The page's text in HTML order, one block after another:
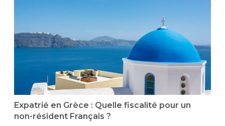
Expatrié en Grèce : Quelle fiscalité pour un
non-résident Français ?